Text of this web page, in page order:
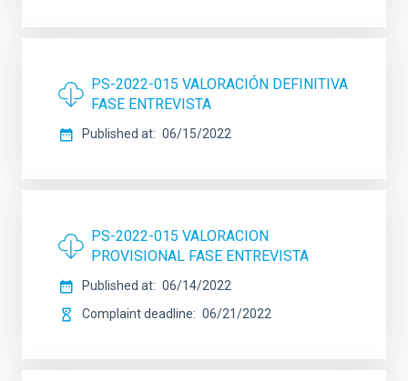
PS-2022-015 VALORACIÓN DEFINITIVA
FASE ENTREVISTA
Published at 06/15/2022
PS-2022-015 VALORACION
PROVISIONAL FASE ENTREVISTA
Published at
06/14/2022
Complaint deadline
06/21/2022